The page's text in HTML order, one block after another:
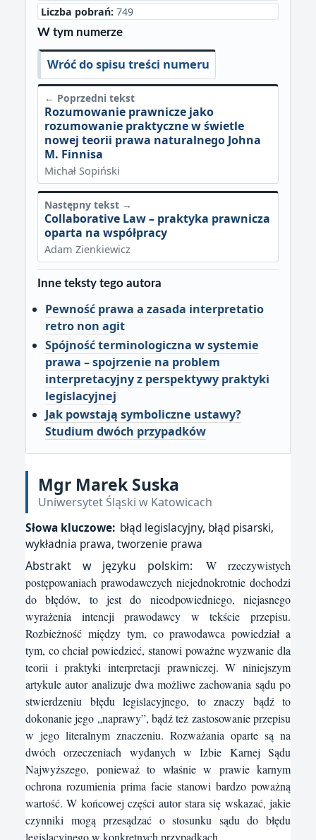
Liczba pobrań: 749
W tym numerze
Wróć do spisu treści numeru
← Poprzedni tekst
Rozumowanie prawnicze jako
rozumowanie praktyczne w świetle
nowej teorii prawa naturalnego Johna
M. Finnisa
Michał Sopiński
Następny tekst →
Collaborative Law – praktyka prawnicza
oparta na współpracy
Adam Zienkiewicz
Inne teksty tego autora
Pewność prawa a zasada interpretatio
retro non agit
Spójność terminologiczna w systemie
prawa – spojrzenie na problem
interpretacyjny z perspektywy praktyki
legislacyjnej
Jak powstają symboliczne ustawy?
Studium dwóch przypadków
Mgr Marek Suska
Uniwersytet Śląski w Katowicach
Słowa kluczowe: błąd legislacyjny, błąd pisarski,
wykładnia prawa, tworzenie prawa
Abstrakt w języku polskim:
W rzeczywistych
postępowaniach prawodawczych niejednokrotnie dochodzi
do błędów, to jest do nieodpowiedniego, niejasnego
wyrażenia intencji prawodawcy w tekście przepisu.
Rozbieżność między tym, co prawodawca powiedział a
tym, co chciał powiedzieć, stanowi poważne wyzwanie dla
teorii i praktyki interpretacji prawniczej. W niniejszym
artykule autor analizuje dwa możliwe zachowania sądu po
stwierdzeniu błędu legislacyjnego, to znaczy bądź to
dokonanie jego „naprawy”, bądź też zastosowanie przepisu
w jego literalnym znaczeniu. Rozważania oparte są na
dwóch orzeczeniach wydanych w Izbie Karnej Sądu
Najwyższego, ponieważ to właśnie w prawie karnym
ochrona rozumienia prima facie stanowi bardzo poważną
wartość. W końcowej części autor stara się wskazać, jakie
czynniki mogą przesądzać o stosunku sądu do błędu
legislacyjnego w konkretnych przypadkach.